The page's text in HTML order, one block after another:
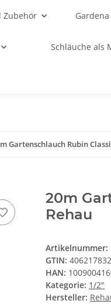
Zubehör Gardena
Schläuche als
Gartenschlauch Rubin
20m
Rehau
Artikelnummer:
GTIN:
HAN:
Kategorie: 1/2"
Hersteller: